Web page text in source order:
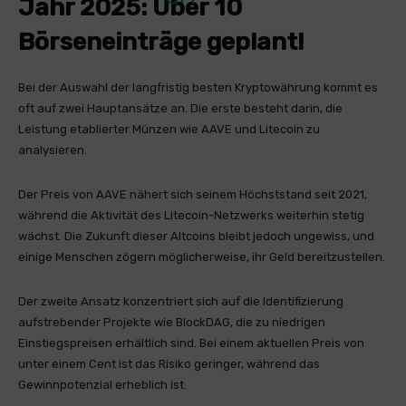
Jahr 2025: Über 10
Börseneinträge geplant!
Bei der Auswahl der langfristig besten Kryptowährung kommt es
oft auf zwei Hauptansätze an. Die erste besteht darin, die
Leistung etablierter Münzen wie AAVE und Litecoin zu
analysieren.
Der Preis von AAVE nähert sich seinem Höchststand seit 2021,
während die Aktivität des Litecoin-Netzwerks weiterhin stetig
wächst. Die Zukunft dieser Altcoins bleibt jedoch ungewiss, und
einige Menschen zögern möglicherweise, ihr Geld bereitzustellen.
Der zweite Ansatz konzentriert sich auf die Identifizierung
aufstrebender Projekte wie BlockDAG, die zu niedrigen
Einstiegspreisen erhältlich sind. Bei einem aktuellen Preis von
unter einem Cent ist das Risiko geringer, während das
Gewinnpotenzial erheblich ist.